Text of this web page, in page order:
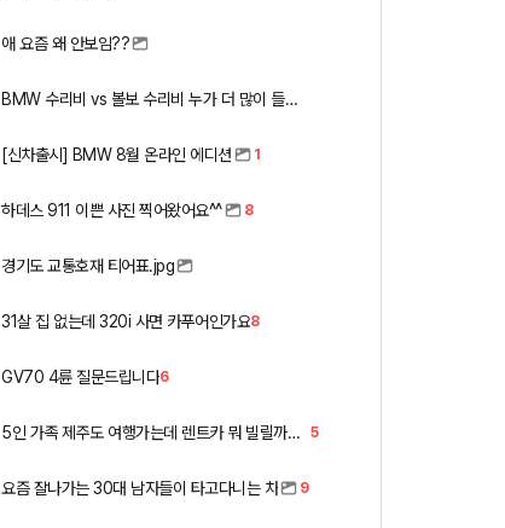
애 요즘 왜 안보임??
BMW 수리비 vs 볼보 수리비 누가 더 많이 들까요 ㅎ
[신차출시] BMW 8월 온라인 에디션 1
하데스 911 이쁜 사진 찍어왔어요^^ 8
경기도 교통호재 티어표.jpg
31살 집 없는데 320i 사면 카푸어인가요8
GV70 4륜 질문드립니다6
5인 가족 제주도 여행가는데 렌트카 뭐 빌릴까요 ㅎ 5
요즘 잘나가는 30대 남자들이 타고다니는 차 9